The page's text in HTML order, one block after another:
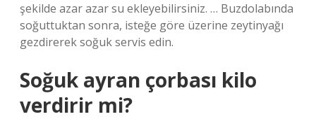
şekilde azar azar su ekleyebilirsiniz. … Buzdolabında
soğuttuktan sonra, isteğe göre üzerine zeytinyağı
gezdirerek soğuk servis edin.
Soğuk ayran çorbası kilo
verdirir mi?